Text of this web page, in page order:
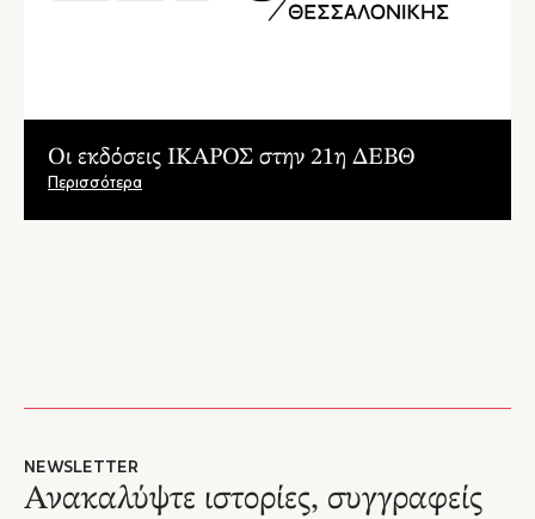
Oι εκδόσεις ΙΚΑΡΟΣ στην 21η ΔΕΒΘ
Περισσότερα
NEWSLETTER
Ανακαλύψτε ιστορίες, συγγραφείς